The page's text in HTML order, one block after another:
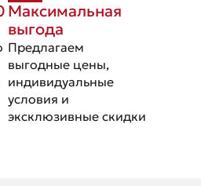
Максимальная
выгода
Предлагаем
выгодные цены,
индивидуальные
условия и
эксклюзивные скидки